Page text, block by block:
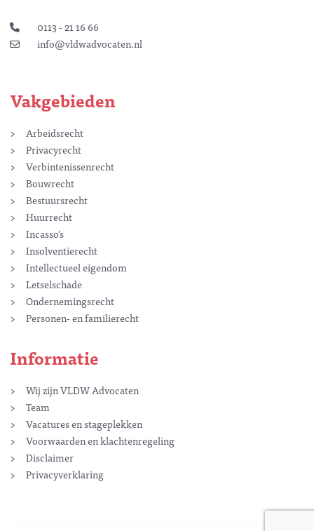
0113 - 21 16 66
info@vldwadvocaten.nl
Vakgebieden
Arbeidsrecht
Privacyrecht
Verbintenissenrecht
Bouwrecht
Bestuursrecht
Huurrecht
Incasso’s
Insolventierecht
Intellectueel eigendom
Letselschade
Ondernemingsrecht
Personen- en familierecht
Informatie
Wij zijn VLDW Advocaten
Team
Vacatures en stageplekken
Voorwaarden en klachtenregeling
Disclaimer
Privacyverklaring